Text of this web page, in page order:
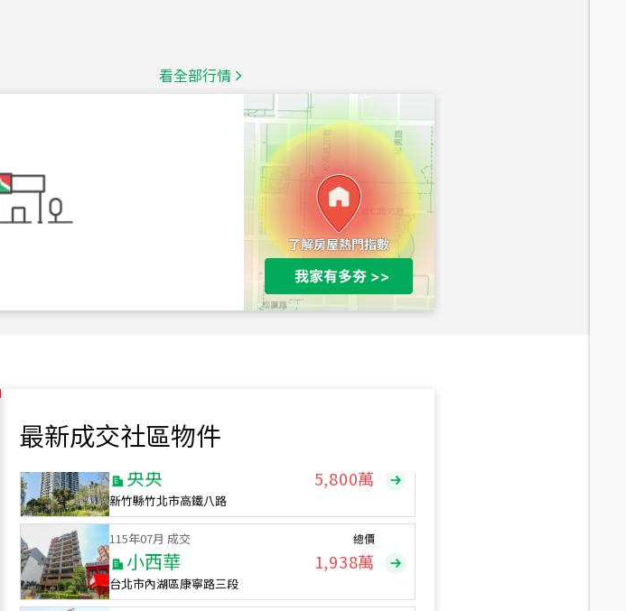
看全部行情
最新成交社區物件
總價
1,020萬
總價
490萬
新竹市新竹市慈祥路
總價
1,808萬
115年07月 成交
央央
新竹縣竹北市高鐵八路
115年07月 成交
小西華
台北市內湖區康寧路三段
總價
1,938萬
115年07月 成交 總價